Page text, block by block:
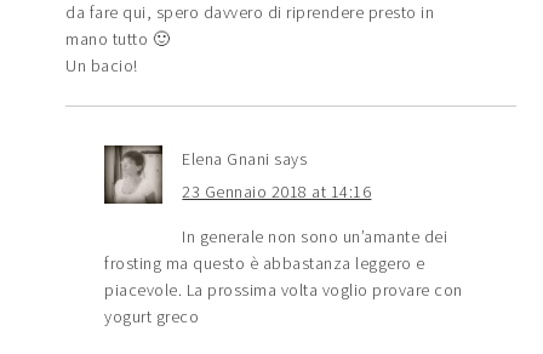
da fare qui, spero davvero di riprendere presto in
mano tutto 🙂
Un bacio!
Elena Gnani says
23 Gennaio 2018 at 14:16
In generale non sono un’amante dei
frosting ma questo è abbastanza leggero e
piacevole. La prossima volta voglio provare con
yogurt greco